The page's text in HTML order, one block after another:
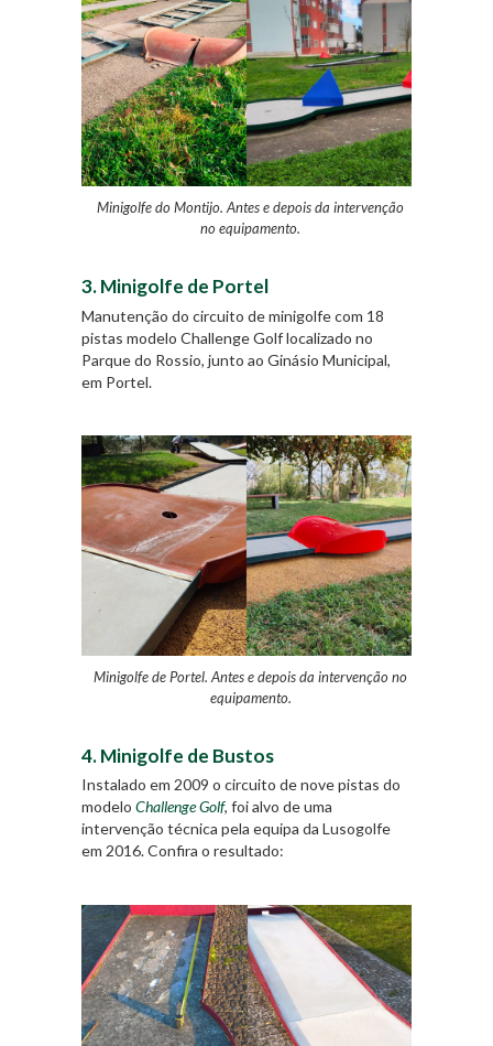
Minigolfe do Montijo. Antes e depois da intervenção
no equipamento.
3. Minigolfe de Portel
Manutenção do circuito de minigolfe com 18
pistas modelo Challenge Golf localizado no
Parque do Rossio, junto ao Ginásio Municipal,
em Portel.
Minigolfe de Portel. Antes e depois da intervenção no
equipamento.
4. Minigolfe de Bustos
Instalado em 2009 o circuito de nove pistas do
modelo Challenge Golf, foi alvo de uma
intervenção técnica pela equipa da Lusogolfe
em 2016. Confira o resultado: